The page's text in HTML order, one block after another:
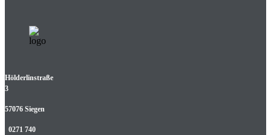
Hölderlinstraße
3
57076 Siegen
0271 740